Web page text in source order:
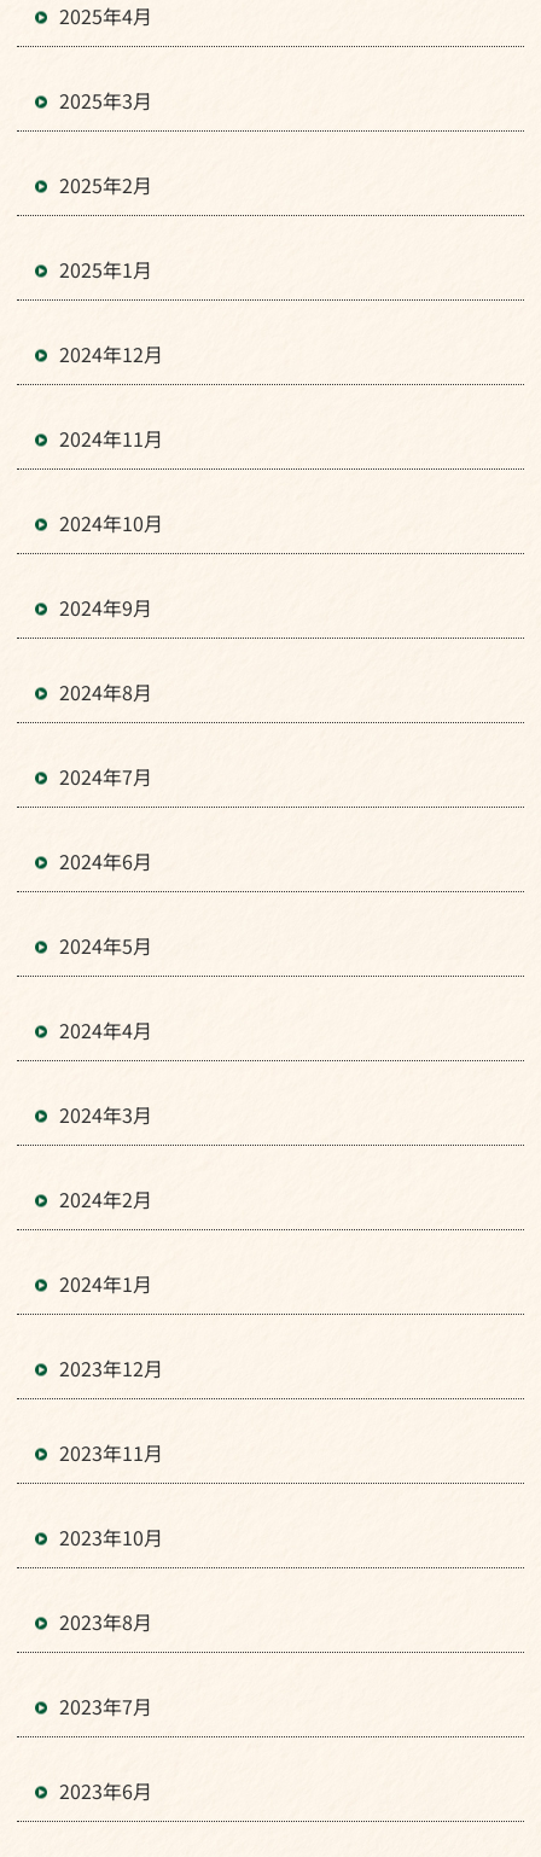
2025年4月
2025年3月
2025年2月
2025年1月
2024年12月
2024年11月
2024年10月
2024年9月
2024年8月
2024年7月
2024年6月
2024年5月
2024年4月
2024年3月
2024年2月
2024年1月
2023年12月
2023年11月
2023年10月
2023年8月
2023年7月
2023年6月